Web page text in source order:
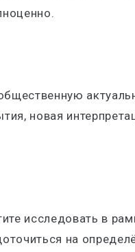
новая
исследовать в
на